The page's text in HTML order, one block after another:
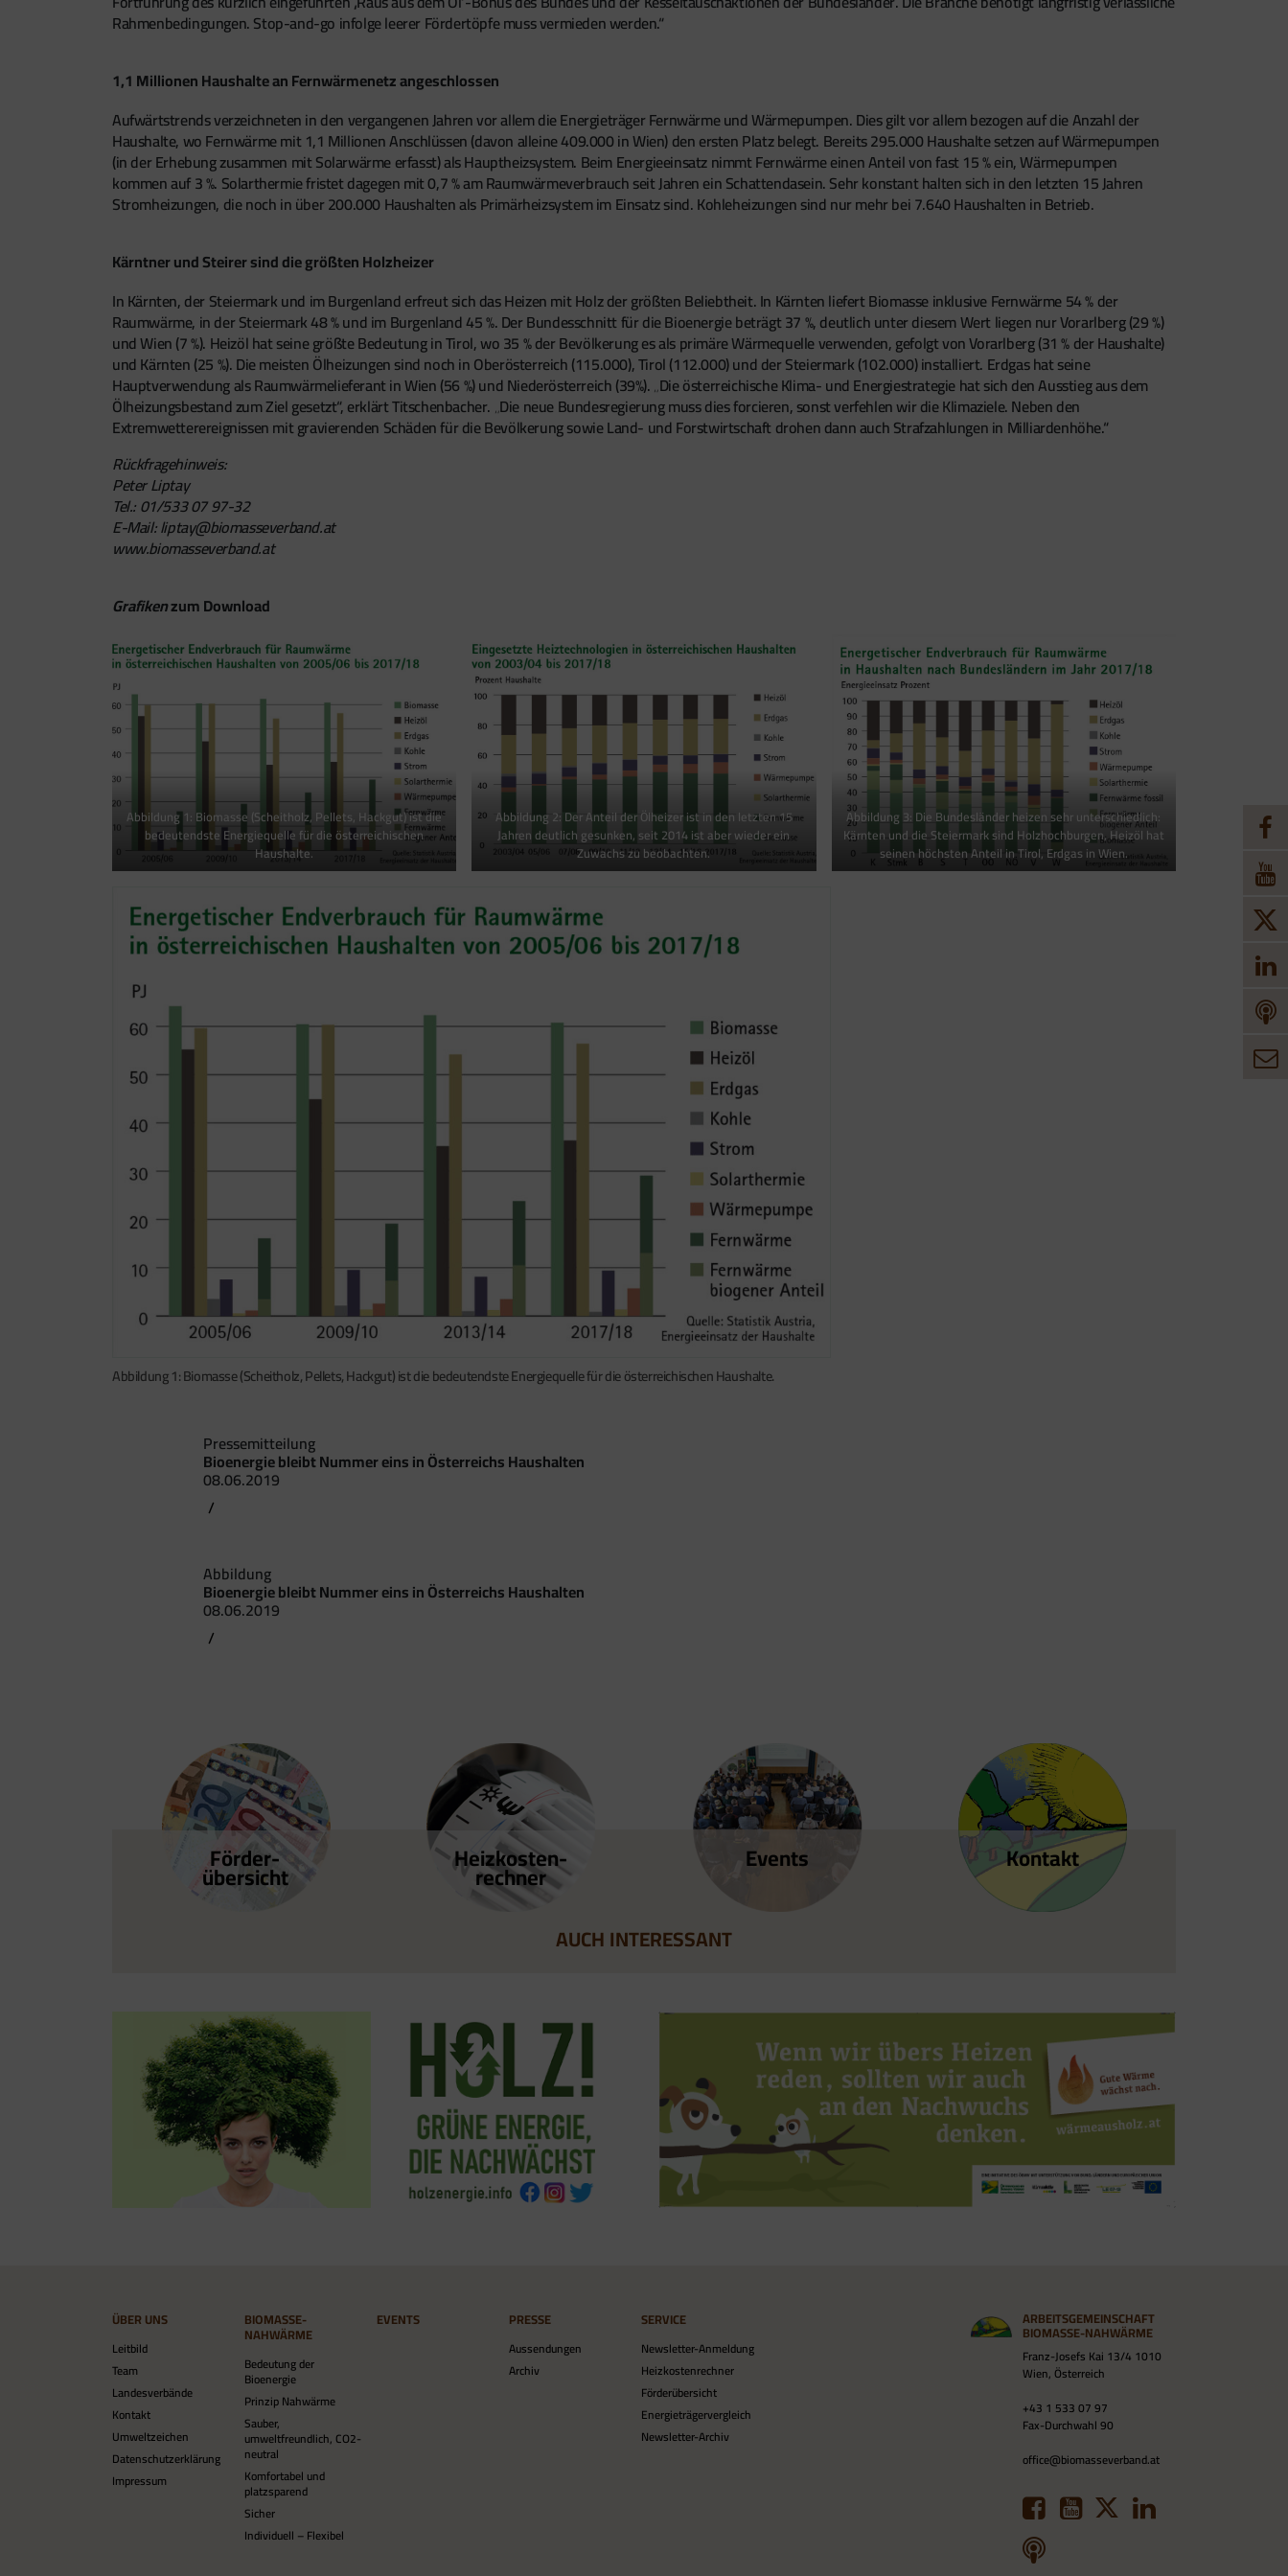
Rahmenbedingungen. Stop-and-go infolge leerer Fördertöpfe muss vermieden werden.“
1,1 Millionen Haushalte an Fernwärmenetz angeschlossen
Aufwärtstrends verzeichneten in den vergangenen Jahren vor allem die Energieträger Fernwärme und Wärmepumpen. Dies gilt vor allem bezogen auf die Anzahl der
Haushalte, wo Fernwärme mit 1,1 Millionen Anschlüssen (davon alleine 409.000 in Wien) den ersten Platz belegt. Bereits 295.000 Haushalte setzen auf Wärmepumpen
(in der Erhebung zusammen mit Solarwärme erfasst) als Hauptheizsystem. Beim Energieeinsatz nimmt Fernwärme einen Anteil von fast 15 % ein, Wärmepumpen
kommen auf 3 %. Solarthermie fristet dagegen mit 0,7 % am Raumwärmeverbrauch seit Jahren ein Schattendasein. Sehr konstant halten sich in den letzten 15 Jahren
Stromheizungen, die noch in über 200.000 Haushalten als Primärheizsystem im Einsatz sind. Kohleheizungen sind nur mehr bei 7.640 Haushalten in Betrieb.
Kärntner und Steirer sind die größten Holzheizer
In Kärnten, der Steiermark und im Burgenland erfreut sich das Heizen mit Holz der größten Beliebtheit. In Kärnten liefert Biomasse inklusive Fernwärme 54 % der
Raumwärme, in der Steiermark 48 % und im Burgenland 45 %. Der Bundesschnitt für die Bioenergie beträgt 37 %, deutlich unter diesem Wert liegen nur Vorarlberg (29 %)
und Wien (7 %). Heizöl hat seine größte Bedeutung in Tirol, wo 35 % der Bevölkerung es als primäre Wärmequelle verwenden, gefolgt von Vorarlberg (31 % der Haushalte)
und Kärnten (25 %). Die meisten Ölheizungen sind noch in Oberösterreich (115.000), Tirol (112.000) und der Steiermark (102.000) installiert. Erdgas hat seine
Hauptverwendung als Raumwärmelieferant in Wien (56 %) und Niederösterreich (39%). „Die österreichische Klima- und Energiestrategie hat sich den Ausstieg aus dem
Ölheizungsbestand zum Ziel gesetzt“, erklärt Titschenbacher. „Die neue Bundesregierung muss dies forcieren, sonst verfehlen wir die Klimaziele. Neben den
Extremwetterereignissen mit gravierenden Schäden für die Bevölkerung sowie Land- und Forstwirtschaft drohen dann auch Strafzahlungen in Milliardenhöhe.“
Rückfragehinweis:
Peter Liptay
Tel.: 01/533 07 97-32
E-Mail:liptay@biomasseverband.at
www.biomasseverband.at
Grafikenzum Download
Abbildung 1: Biomasse (Scheitholz, Pellets, Hackgut) ist die
bedeutendste Energiequelle für die österreichischen
Haushalte.
Abbildung 2: Der Anteil der Ölheizer ist in den letzten 15
Jahren deutlich gesunken, seit 2014 ist aber wieder ein
Zuwachs zu beobachten.
Abbildung 3: Die Bundesländer heizen sehr unterschiedlich:
Kärnten und die Steiermark sind Holzhochburgen, Heizöl hat
seinen höchsten Anteil in Tirol, Erdgas in Wien.
Abbildung 1: Biomasse (Scheitholz, Pellets, Hackgut) ist die bedeutendste Energiequelle für die österreichischen Haushalte.
Pressemitteilung
Bioenergie bleibt Nummer eins in Österreichs Haushalten
08.06.2019
/
Abbildung
Bioenergie bleibt Nummer eins in Österreichs Haushalten
08.06.2019
/
Förder­
übersicht Heizkosten­
rechner Events Kontakt
AUCH INTERESSANT
ÜBER UNS
Leitbild
Team
Landesverbände
Kontakt
Umweltzeichen
Datenschutzerklärung
Impressum
BIOMASSE-
NAHWÄRME
Bedeutung der
Bioenergie
Prinzip Nahwärme
Sauber,
umweltfreundlich, CO2-
neutral
Komfortabel und
platzsparend
Sicher
Individuell – Flexibel
EVENTS PRESSE
Aussendungen
Archiv
SERVICE
Newsletter-Anmeldung
Heizkostenrechner
Förderübersicht
Energieträgervergleich
Newsletter-Archiv
ARBEITSGEMEINSCHAFT
BIOMASSE-NAHWÄRME
Franz-Josefs Kai 13/4 1010
Wien, Österreich
+43 1 533 07 97
Fax-Durchwahl 90
office@biomasseverband.at